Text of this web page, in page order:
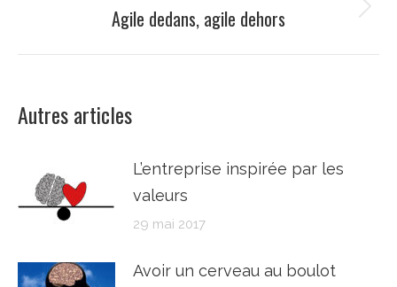
Onglet
Agile dedans, agile dehors
Autres articles
L’entreprise inspirée par les
valeurs
29 mai 2017
Avoir un cerveau au boulot